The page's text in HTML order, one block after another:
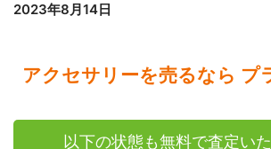
2023年8月14日
アクセサリーを売るなら プ
以下の状態も無料で査定い